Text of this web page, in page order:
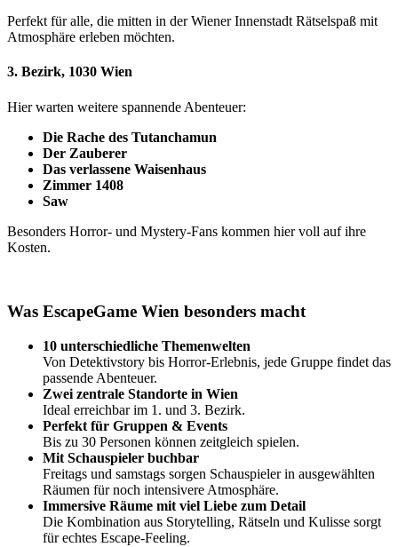
Perfekt für alle, die mitten in der Wiener Innenstadt Rätselspaß mit
Atmosphäre erleben möchten.
3. Bezirk, 1030 Wien
Hier warten weitere spannende Abenteuer:
Die Rache des Tutanchamun
Der Zauberer
Das verlassene Waisenhaus
Zimmer 1408
Saw
Besonders Horror- und Mystery-Fans kommen hier voll auf ihre
Kosten.
Was EscapeGame Wien besonders macht
10 unterschiedliche Themenwelten
Von Detektivstory bis Horror-Erlebnis, jede Gruppe findet das
passende Abenteuer.
Zwei zentrale Standorte in Wien
Ideal erreichbar im 1. und 3. Bezirk.
Perfekt für Gruppen & Events
Bis zu 30 Personen können zeitgleich spielen.
Mit Schauspieler buchbar
Freitags und samstags sorgen Schauspieler in ausgewählten
Räumen für noch intensivere Atmosphäre.
Immersive Räume mit viel Liebe zum Detail
Die Kombination aus Storytelling, Rätseln und Kulisse sorgt
für echtes Escape-Feeling.